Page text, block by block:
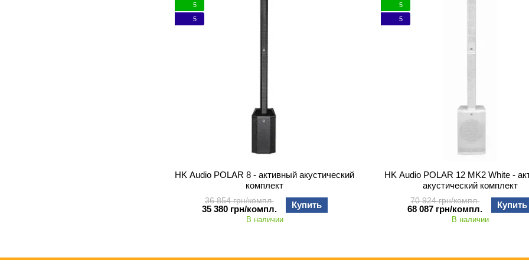
5
5
HK Audio POLAR 8 - активный акустический
комплект
36 854 грн/компл.
35 380 грн/компл. Купить
В наличии
5
5
HK Audio POLAR 12 MK2 White -
акустический комплект
70 924 грн/компл.
68 087 грн/компл. Купить
В наличии